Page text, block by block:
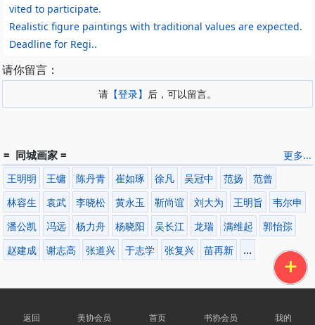
用了人文主义、现实主义、表现主义、象征主义等艺术手法。”
可以说，刘亚明的生命里只有油画，也只有油画能带给他人生和艺术
的崭新生命。
1962年6月生于四川省内江市，现居北京上苑画家村，职业画家。
1991年纪念凡高逝世100周年纪念画展 北京
1992年亚欧艺术双年展 土耳其 中国中青年油画展 印度
1995年中国油画展 埃及
1996年中埃造型艺术联展 埃及
2000年中国油画展 阿尔及利亚
2001年亚洲艺术双年展 孟加拉 应法国某机构邀请在法国、荷兰、西
班牙等国进行艺术访问
2002年赴比利时举办个人画展 比利时安特卫普
2003年中国名家油画展 北京 中国当代艺术年度文献提名展
北京中国当代名家人物油画作品展 北京
2010年9月 中国美术馆刘亚明巨幅油画《通向众冥的自由之路》
作品发表
vited to participate.
Realistic figure paintings with traditional values are expected.
Deadline for Regi..
请你留言：
请 【登录】 后，可以留言。
更多...
= 同城画家 =
王明明 王镛 陈丹青 崔如琢 徐凡 吴冠中 范扬
范曾
林容生
袁武 李晓松 黄永玉 靳尚谊 刘大为 王明旨
韦尔申
潘公凯
冯远 杨力舟 杨晓阳 吴长江 龙瑞 满维起
郭怡孮
赵建成
谢志高 张道兴 于志学 张复兴 苗再新 ...
我是画家
赞赏
返回 美协会员 首页 书协会员 我的